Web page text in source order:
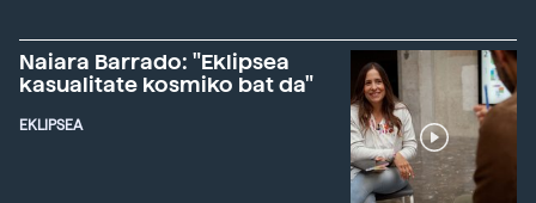
Naiara Barrado: "Eklipsea
kasualitate kosmiko bat da"
EKLIPSEA